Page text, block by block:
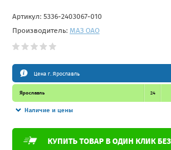
Артикул: 5336-2403067-010
Производитель: МАЗ ОАО
Цена г. Ярославль
Ярославль 24
Наличие и цены
КУПИТЬ ТОВАР В ОДИН КЛИК